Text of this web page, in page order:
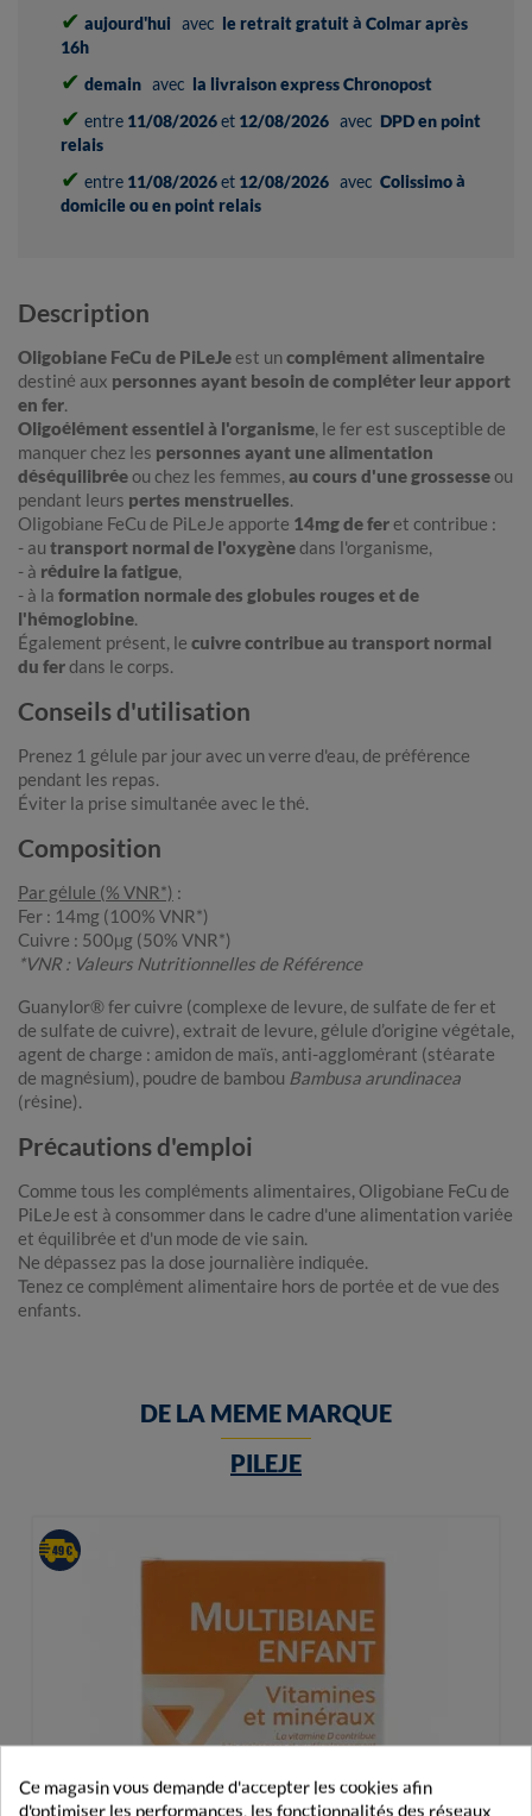
✔ aujourd'hui avec le retrait gratuit à Colmar après
16h
✔ demain avec la livraison express Chronopost
✔ entre 11/08/2026et 12/08/2026 avec DPD en point
relais
✔ entre 11/08/2026et 12/08/2026 avec Colissimo à
domicile ou en point relais
Description
Oligobiane FeCu de PiLeJeest uncomplément alimentaire
destiné aux personnes ayant besoin de compléter leur apport
en fer.
Oligoélément essentiel à l'organisme, le fer est susceptible de
manquer chez les personnes ayant une alimentation
déséquilibréeou chez les femmes, au cours d'une grossesseou
pendant leurs pertes menstruelles.
Oligobiane FeCu de PiLeJe apporte 14mg de feret contribue :
- au transport normal de l'oxygènedans l'organisme,
- à réduire la fatigue,
- à la formation normale des globules rouges et de
l'hémoglobine.
Également présent, le cuivre contribue au transport normal
du ferdans le corps.
Conseils d'utilisation
Prenez 1 gélule par jour avec un verre d'eau, de préférence
pendant les repas.
Éviter la prise simultanée avec le thé.
Composition
Par gélule (% VNR*) :
Fer : 14mg (100% VNR*)
Cuivre : 500µg (50% VNR*)
*VNR : Valeurs Nutritionnelles de Référence
Guanylor® fer cuivre (complexe de levure, de sulfate de fer et
de sulfate de cuivre), extrait de levure, gélule d’origine végétale,
agent de charge : amidon de maïs, anti-agglomérant (stéarate
de magnésium), poudre de bambou Bambusa arundinacea
(résine).
Précautions d'emploi
Comme tous les compléments alimentaires, Oligobiane FeCu de
PiLeJe est à consommer dans le cadre d'une alimentation variée
et équilibrée et d'un mode de vie sain.
Ne dépassez pas la dose journalière indiquée.
Tenez ce complément alimentaire hors de portée et de vue des
enfants.
DE LA MEME MARQUE
PILEJE
Ce magasin vous demande d'accepter les cookies afin
d'optimiser les performances, les fonctionnalités des réseaux